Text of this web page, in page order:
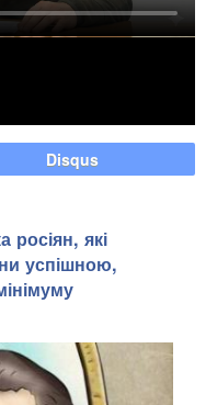
Disqus
росіян, які
успішною,